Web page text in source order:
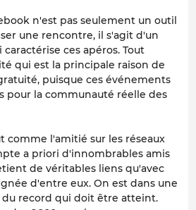
n'est pas seulement un outil
une rencontre, il s'agit d'un
ces apéros. Tout
qui est la principale raison de
puisque ces événements
pour la communauté réelle des
comme l'amitié sur les réseaux
a priori d'innombrables amis
de véritables liens qu'avec
d'entre eux. On est dans une
du record qui doit être atteint.